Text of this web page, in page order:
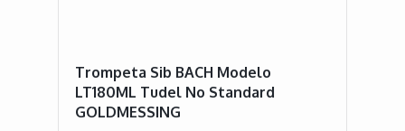
Trompeta Sib BACH Modelo
LT180ML Tudel No Standard
GOLDMESSING